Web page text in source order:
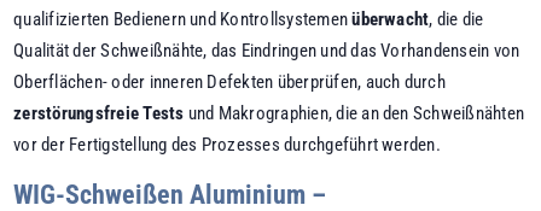
qualifizierten Bedienern und Kontrollsystemenüberwacht, die die
Qualität der Schweißnähte, das Eindringen und das Vorhandensein von
Oberflächen- oder inneren Defekten überprüfen, auch durch
zerstörungsfreie Tests und Makrographien, die an den Schweißnähten
vor der Fertigstellung des Prozesses durchgeführt werden.
WIG-Schweißen Aluminium –